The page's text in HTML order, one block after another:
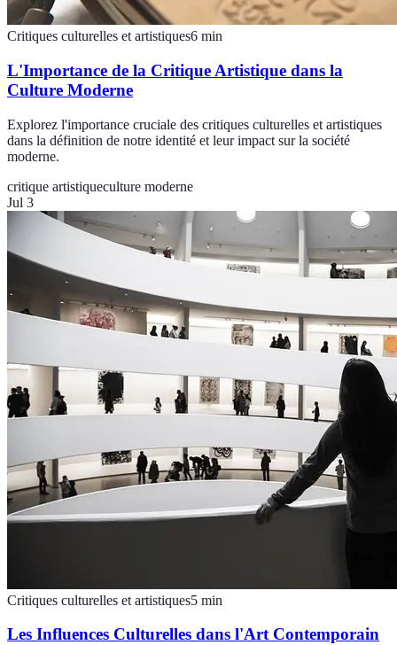
Critiques culturelles et artistiques6 min
L'Importance de la Critique Artistique dans la
Culture Moderne
Explorez l'importance cruciale des critiques culturelles et artistiques
dans la définition de notre identité et leur impact sur la société
moderne.
critique artistiqueculture moderne
Jul 3
Critiques culturelles et artistiques5 min
Les Influences Culturelles dans l'Art Contemporain